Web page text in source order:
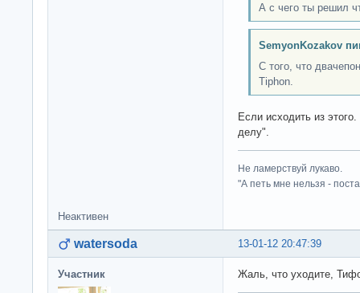
А с чего ты решил
SemyonKozakov
С того, что
Tiphon.
Если исходить из
делу".
Не ламерствуй лукаво.
"А петь мне нельзя -
Неактивен
13-01-12 20:47:39
watersoda
Участник Жаль, что уходите,